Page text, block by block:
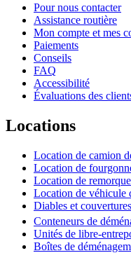
Pour nous contacter
Assistance routière
Mon compte et mes
Paiements
Conseils
FAQ
Accessibilité
Évaluations des
Locations
Location de camion
Location de
Location de remorque
Location de véhicule
Diables et
Conteneurs de
Unités de libre-
Boîtes de